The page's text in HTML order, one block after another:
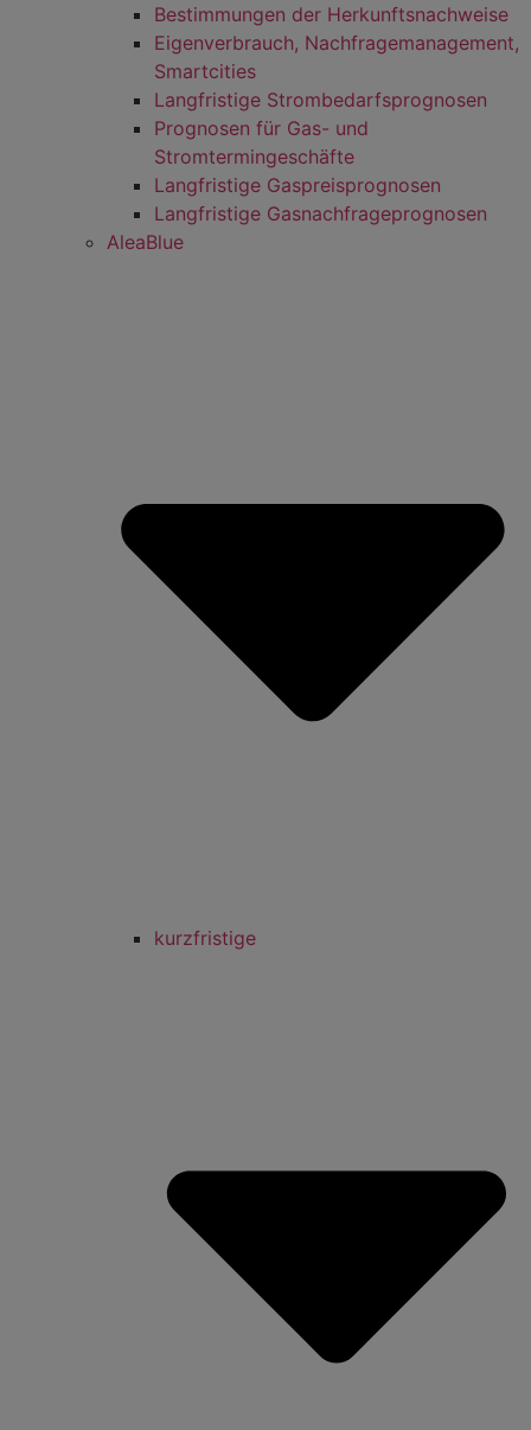
Bestimmungen der Herkunftsnachweise
Eigenverbrauch, Nachfragemanagement,
Smartcities
Langfristige Strombedarfsprognosen
Prognosen für Gas- und
Stromtermingeschäfte
Langfristige Gaspreisprognosen
Langfristige Gasnachfrageprognosen
AleaBlue
kurzfristige